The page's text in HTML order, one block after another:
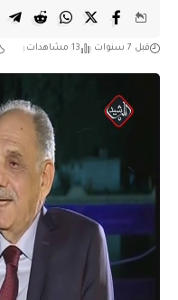
قبل 7 سنوات 13 مشاهدات